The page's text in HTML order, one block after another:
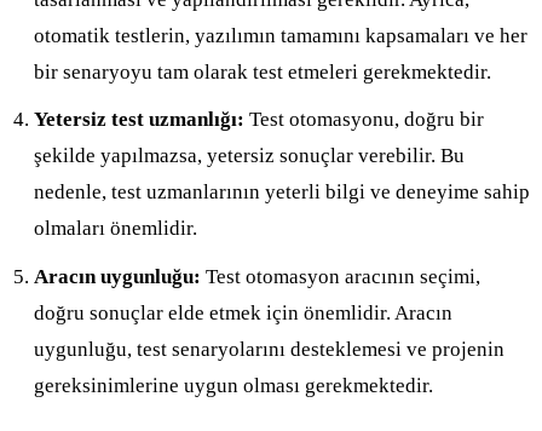
otomatik testlerin, yazılımın tamamını kapsamaları ve her
bir senaryoyu tam olarak test etmeleri gerekmektedir.
Yetersiz test uzmanlığı: Test otomasyonu, doğru bir
şekilde yapılmazsa, yetersiz sonuçlar verebilir. Bu
nedenle, test uzmanlarının yeterli bilgi ve deneyime sahip
olmaları önemlidir.
Aracın uygunluğu: Test otomasyon aracının seçimi,
doğru sonuçlar elde etmek için önemlidir. Aracın
uygunluğu, test senaryolarını desteklemesi ve projenin
gereksinimlerine uygun olması gerekmektedir.